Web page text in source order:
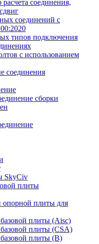
соединения,
соединений с
типов подключения
с использованием
соединения
сборки
SkyCiv
плиты
плиты для
плиты (Aisc)
плиты (CSA)
плиты (В)